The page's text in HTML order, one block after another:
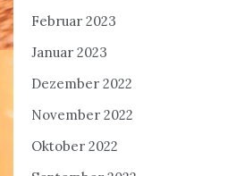
Februar 2023
Januar 2023
Dezember 2022
November 2022
Oktober 2022